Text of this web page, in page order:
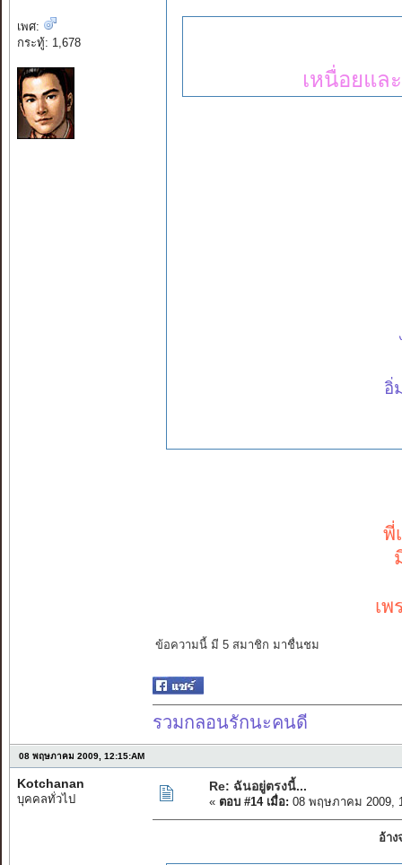
เพศ:
กระทู้: 1,678
เหนื่อยแล
อิ่
พี่
เพ
ข้อความนี้ มี 5 สมาชิก มาชื่นชม
รวมกลอนรักนะคนดี
08 พฤษภาคม 2009, 12:15:AM
Kotchanan
บุคคลทั่วไป
Re: ฉันอยู่ตรงนี้...
« ตอบ #14 เมื่อ: 08 พฤษภาคม 2009,
อ้า